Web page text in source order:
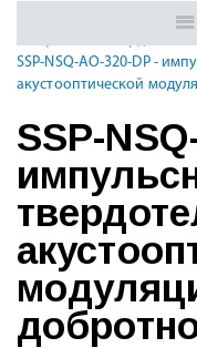
наносекундные
SSP-NSQ-AO-320-DP -
акустооптической
SSP-